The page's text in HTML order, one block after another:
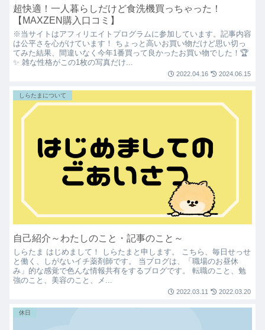
超快適！一人暮らしだけど食洗機買っちゃった！
【MAXZEN購入口コミ】
※当サイトはアフィリエイトプログラムに参加しています。記事内容
は公平さを心がけています！ ちょっと高いお買い物だけど思い切っ
てみた結果、間違いなく今年1番買って良かったお買い物でした！🏆
✨ 雑な性格がこの1枚の写真だけ...
2022.04.16 2024.06.15
しらたまについて
自己紹介～わたしのこと・記事のこと～
しらたま はじめまして！ しらたまと申します。 こちら、毎日せっせ
と働く、しがないイチ薬剤師です。 当ブログは、「職場のお昼休
み」的な感覚で色んな情報共有をするブログです。 転職のこと、勉
強のこと、美容のこと、メ...
2022.03.11 2022.03.20
休日